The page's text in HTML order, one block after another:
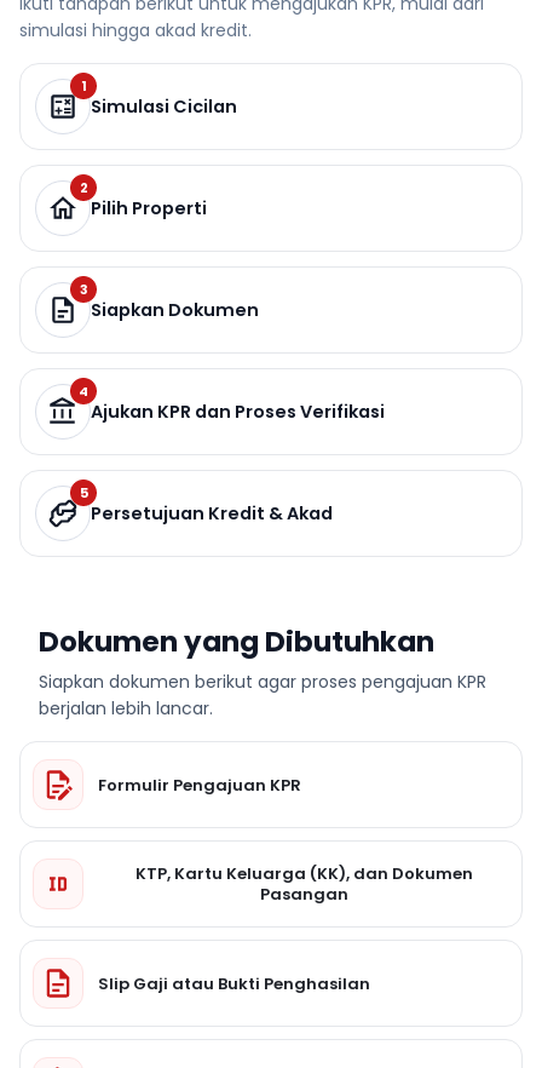
simulasi hingga akad kredit.
1
Simulasi Cicilan
2
Pilih Properti
3
Siapkan Dokumen
4
Ajukan KPR dan Proses Verifikasi
5
Persetujuan Kredit & Akad
Dokumen yang Dibutuhkan
Siapkan dokumen berikut agar proses pengajuan KPR
berjalan lebih lancar.
Formulir Pengajuan KPR
KTP, Kartu Keluarga (KK), dan Dokumen
Pasangan
Slip Gaji atau Bukti Penghasilan